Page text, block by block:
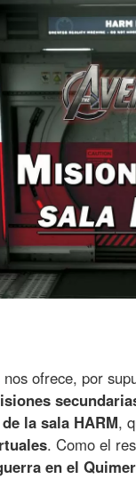
nos ofrece, por
la sala HARM,
. Como el
en el